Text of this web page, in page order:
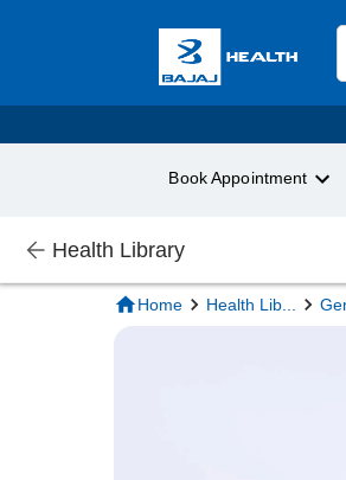
Book Appointment
Health Library
Home Health Lib...